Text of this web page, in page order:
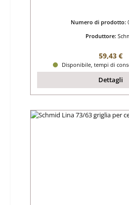
Numero di prodotto:
Produttore:
Prezzo
59,43 €
Disponibile, tempi di
Dettagli